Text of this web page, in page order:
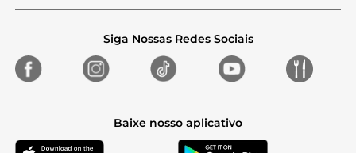
Siga Nossas Redes Sociais
Baixe nosso aplicativo